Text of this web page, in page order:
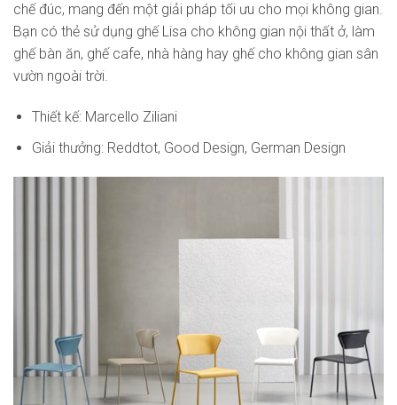
chế đúc, mang đến một giải pháp tối ưu cho mọi không gian.
Bạn có thẻ sử dụng ghế Lisa cho không gian nội thất ở, làm
ghế bàn ăn, ghế cafe, nhà hàng hay ghế cho không gian sân
vườn ngoài trời.
Thiết kế: Marcello Ziliani
Giải thưởng: Reddtot, Good Design, German Design